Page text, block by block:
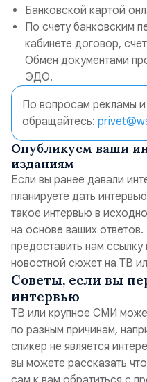
Банковской картой
По счету банковским
кабинете договор,
Обмен документами
ЭДО.
По вопросам рекламы и
обращайтесь:
Опубликуем ваши
изданиям
Если вы ранее давали
планируете дать
такое интервью в
на основе ваших
предоставить нам
новостной сюжет на ТВ
Советы, если вы
интервью
ТВ или крупное СМИ
по разным причинам,
спикер не является
вы можете рассказать